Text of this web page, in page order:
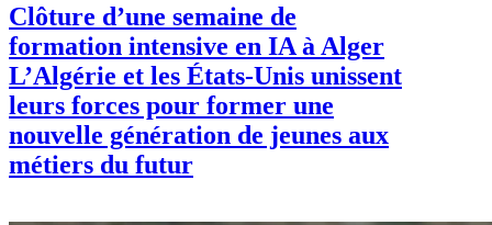
Clôture d’une semaine de
formation intensive en IA à Alger
L’Algérie et les États-Unis unissent
leurs forces pour former une
nouvelle génération de jeunes aux
métiers du futur